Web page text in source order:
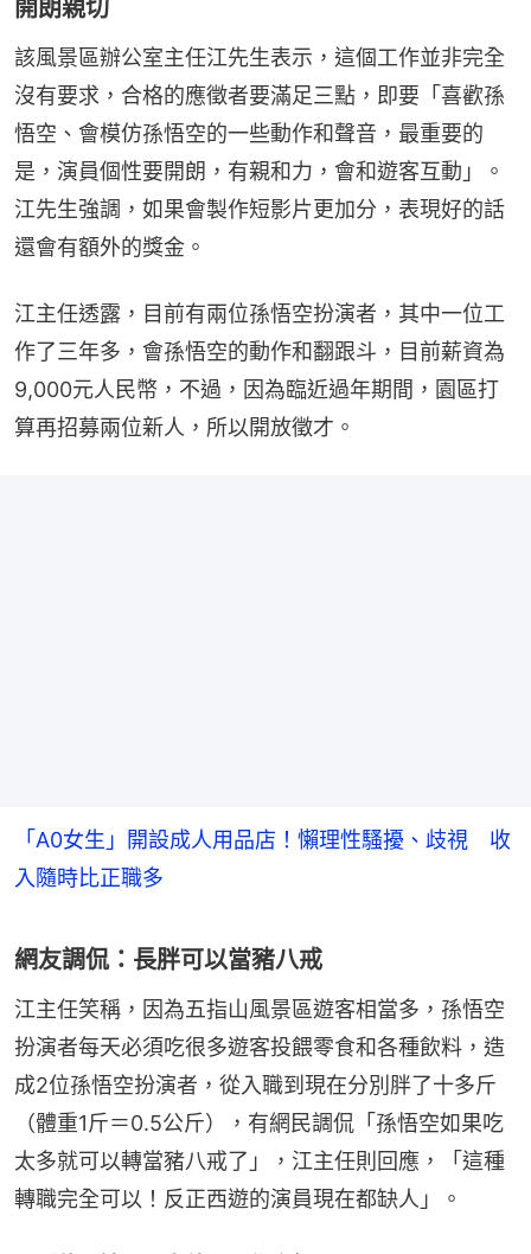
開朗親切
該風景區辦公室主任江先生表示，這個工作並非完全
沒有要求，合格的應徵者要滿足三點，即要「喜歡孫
悟空、會模仿孫悟空的一些動作和聲音，最重要的
是，演員個性要開朗，有親和力，會和遊客互動」。
江先生強調，如果會製作短影片更加分，表現好的話
還會有額外的獎金。
江主任透露，目前有兩位孫悟空扮演者，其中一位工
作了三年多，會孫悟空的動作和翻跟斗，目前薪資為
9,000元人民幣，不過，因為臨近過年期間，園區打
算再招募兩位新人，所以開放徵才。
「A0女生」開設成人用品店！懶理性騷擾、歧視 收
入隨時比正職多
網友調侃：長胖可以當豬八戒
江主任笑稱，因為五指山風景區遊客相當多，孫悟空
扮演者每天必須吃很多遊客投餵零食和各種飲料，造
成2位孫悟空扮演者，從入職到現在分別胖了十多斤
（體重1斤＝0.5公斤），有網民調侃「孫悟空如果吃
太多就可以轉當豬八戒了」，江主任則回應，「這種
轉職完全可以！反正西遊的演員現在都缺人」。